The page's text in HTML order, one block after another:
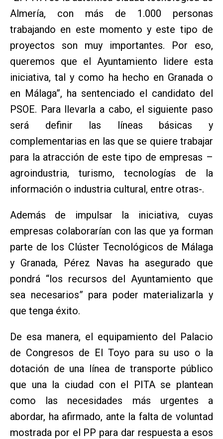
Almería, con más de 1.000 personas
trabajando en este momento y este tipo de
proyectos son muy importantes. Por eso,
queremos que el Ayuntamiento lidere esta
iniciativa, tal y como ha hecho en Granada o
en Málaga”, ha sentenciado el candidato del
PSOE. Para llevarla a cabo, el siguiente paso
será definir las líneas básicas y
complementarias en las que se quiere trabajar
para la atracción de este tipo de empresas –
agroindustria, turismo, tecnologías de la
información o industria cultural, entre otras-.
Además de impulsar la iniciativa, cuyas
empresas colaborarían con las que ya forman
parte de los Clúster Tecnológicos de Málaga
y Granada, Pérez Navas ha asegurado que
pondrá “los recursos del Ayuntamiento que
sea necesarios” para poder materializarla y
que tenga éxito.
De esa manera, el equipamiento del Palacio
de Congresos de El Toyo para su uso o la
dotación de una línea de transporte público
que una la ciudad con el PITA se plantean
como las necesidades más urgentes a
abordar, ha afirmado, ante la falta de voluntad
mostrada por el PP para dar respuesta a esos